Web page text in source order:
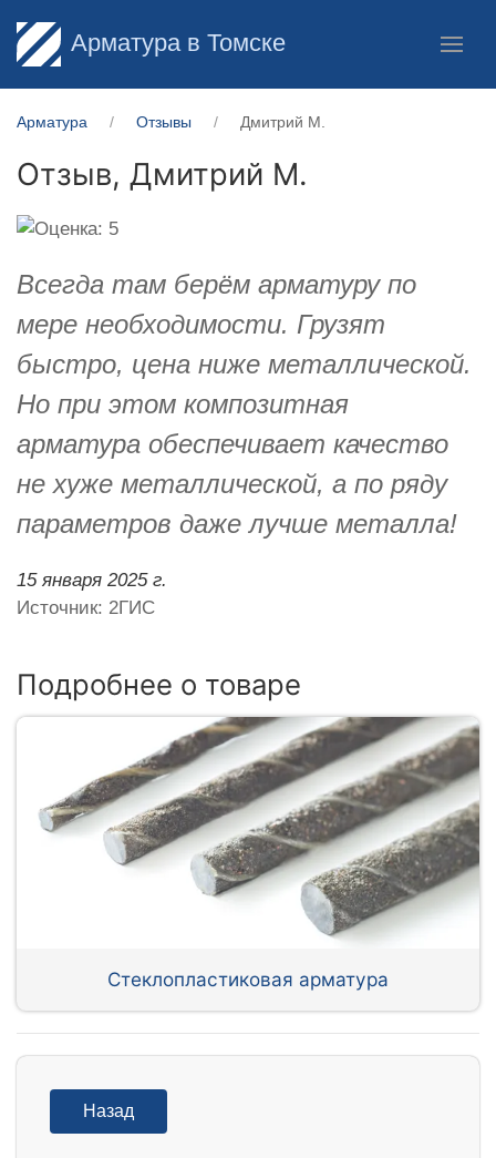
Арматура в Томске
Арматура Отзывы Дмитрий М.
Отзыв, Дмитрий М.
Всегда там берём арматуру по
мере необходимости. Грузят
быстро, цена ниже металлической.
Но при этом композитная
арматура обеспечивает качество
не хуже металлической, а по ряду
параметров даже лучше металла!
15 января 2025 г.
Источник: 2ГИС
Подробнее о товаре
Стеклопластиковая арматура
Назад